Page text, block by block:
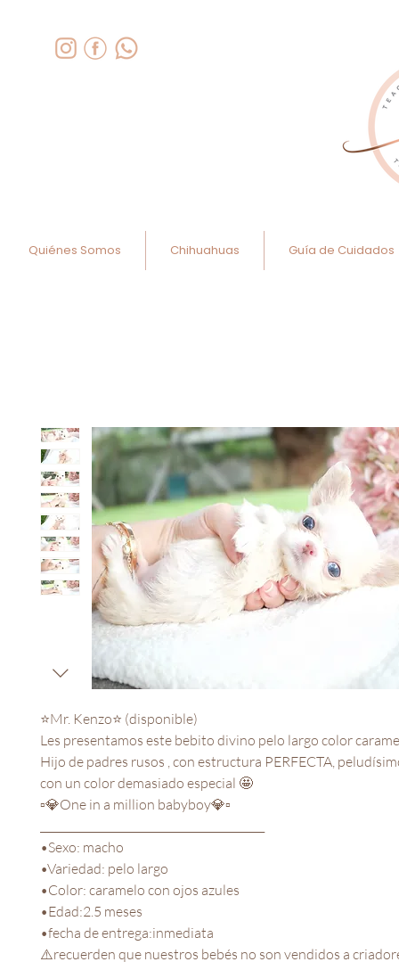
Quiénes Somos Chihuahuas Guía de Cuidados
⭐️Mr. Kenzo⭐️ (disponible)
Les presentamos este bebito divino pelo largo color
Hijo de padres rusos , con estructura PERFECTA,
con un color demasiado especial 🤩
▫️💎One in a million babyboy💎▫️
•Sexo: macho
•Variedad: pelo largo
•Color: caramelo con ojos azules
•Edad:2.5 meses
•fecha de entrega:inmediata
⚠️recuerden que nuestros bebés no son vendidos a